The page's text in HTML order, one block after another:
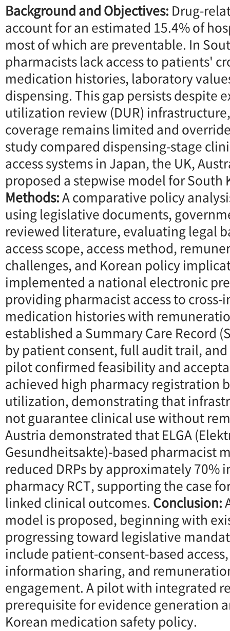
Background and Objectives: Drug-
account for an estimated 15.4% of
most of which are preventable. In
pharmacists lack access to patients'
medication histories, laboratory
dispensing. This gap persists despite
utilization review (DUR)
coverage remains limited and
study compared dispensing-stage
access systems in Japan, the UK,
proposed a stepwise model for South
Methods:A comparative policy
using legislative documents,
reviewed literature, evaluating legal
access scope, access method,
challenges, and Korean policy
implemented a national electronic
providing pharmacist access to
medication histories with
established a Summary Care Record
by patient consent, full audit trail,
pilot confirmed feasibility and
achieved high pharmacy registration
utilization, demonstrating that
not guarantee clinical use without
Austria demonstrated that ELGA
Gesundheitsakte)-based pharmacist
reduced DRPs by approximately 70%
pharmacy RCT, supporting the case
linked clinical outcomes. Conclusion:
model is proposed, beginning with
progressing toward legislative
include patient-consent-based
information sharing, and
engagement. A pilot with integrated
prerequisite for evidence generation
Korean medication safety policy.